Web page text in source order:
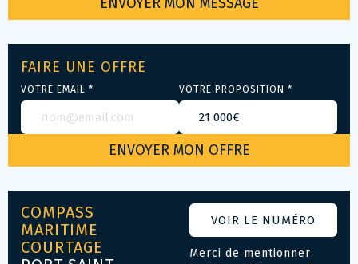
FAIRE UNE OFFRE
VOTRE EMAIL * VOTRE PROPOSITION *
COMPASS
MARITIME
COURTAGE
VOIR LE NUMÉRO
Merci de mentionner